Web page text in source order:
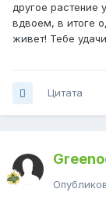
другое растение
вдвоем, в итоге
живет! Тебе
Цитата